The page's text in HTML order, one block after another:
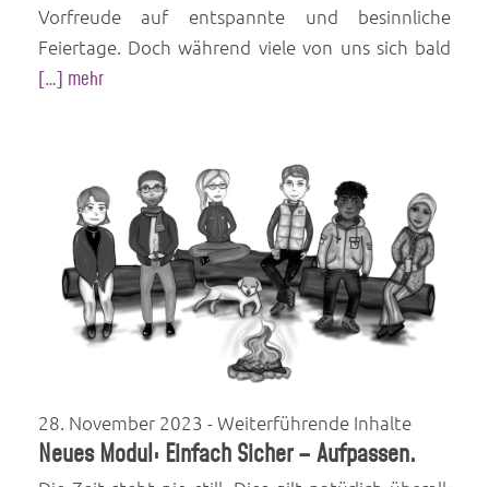
Vorfreude auf entspannte und besinnliche
Feiertage. Doch während viele von uns sich bald
[…] mehr
28. November 2023 - Weiterführende Inhalte
Neues Modul: Einfach Sicher – Aufpassen.